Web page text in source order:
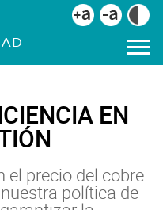
EN
el precio del cobre
política de